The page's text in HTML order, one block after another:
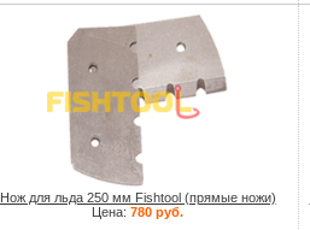
Нож для льда 250 мм Fishtool (прямые ножи)
Цена: 780 руб.